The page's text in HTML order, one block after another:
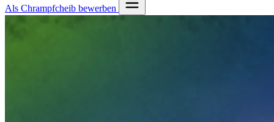
Als Chrampfcheib bewerben